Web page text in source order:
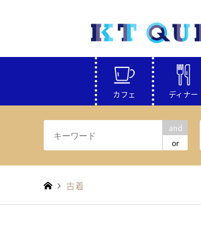
カフェ ディナー
and
or
古着